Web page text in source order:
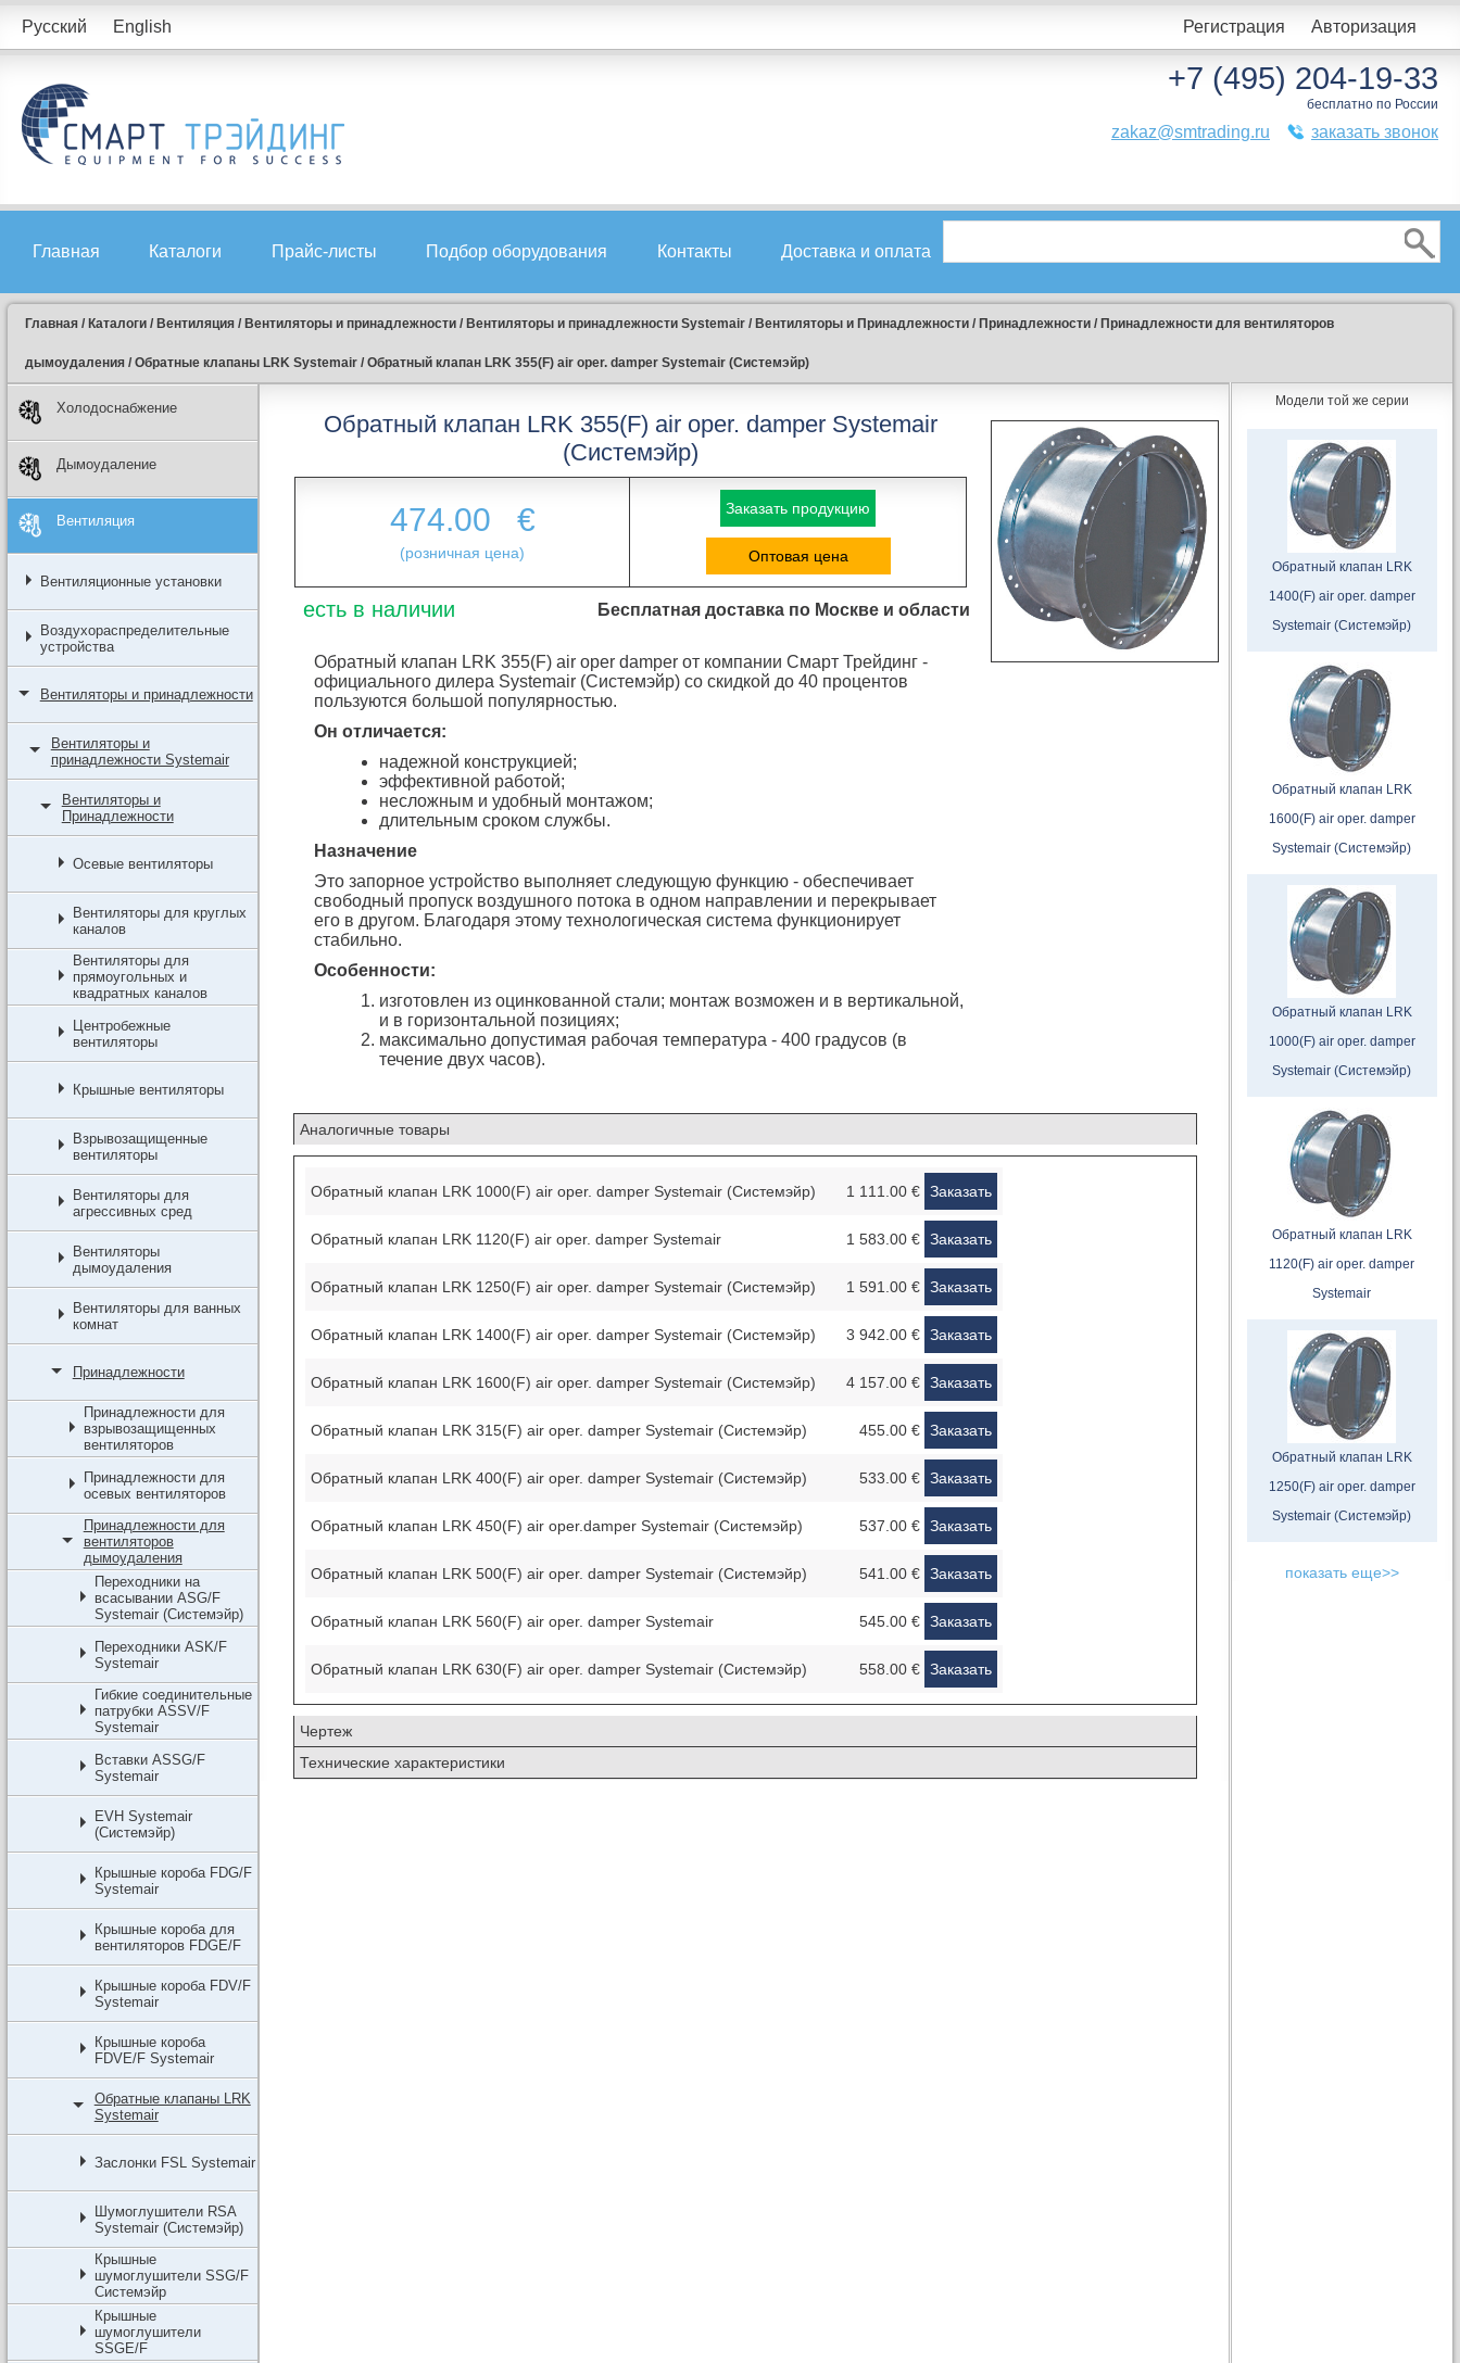
Русский English Регистрация Авторизация
+7 (495) 204-19-33
бесплатно по России
zakaz@smtrading.ru заказать звонок
Главная Каталоги Прайс-листы Подбор оборудования Контакты Доставка и оплата
Главная / Каталоги / Вентиляция / Вентиляторы и принадлежности / Вентиляторы и принадлежности Systemair / Вентиляторы и Принадлежности / Принадлежности / Принадлежности для вентиляторов
дымоудаления / Обратные клапаны LRK Systemair / Обратный клапан LRK 355(F) air oper. damper Systemair (Системэйр)
Холодоснабжение
Дымоудаление
Вентиляция
Вентиляционные установки
Воздухораспределительные
устройства
Вентиляторы и принадлежности
Вентиляторы и
принадлежности Systemair
Вентиляторы и
Принадлежности
Осевые вентиляторы
Вентиляторы для круглых
каналов
Вентиляторы для
прямоугольных и
квадратных каналов
Центробежные
вентиляторы
Крышные вентиляторы
Взрывозащищенные
вентиляторы
Вентиляторы для
агрессивных сред
Вентиляторы
дымоудаления
Вентиляторы для ванных
комнат
Принадлежности
Принадлежности для
взрывозащищенных
вентиляторов
Принадлежности для
осевых вентиляторов
Принадлежности для
вентиляторов
дымоудаления
Переходники на
всасывании ASG/F
Systemair (Системэйр)
Переходники ASK/F
Systemair
Гибкие соединительные
патрубки ASSV/F
Systemair
Вставки ASSG/F
Systemair
EVH Systemair
(Системэйр)
Крышные короба FDG/F
Systemair
Крышные короба для
вентиляторов FDGE/F
Крышные короба FDV/F
Systemair
Крышные короба
FDVE/F Systemair
Обратные клапаны LRK
Systemair
Заслонки FSL Systemair
Шумоглушители RSA
Systemair (Системэйр)
Крышные
шумоглушители SSG/F
Системэйр
Крышные
шумоглушители
SSGE/F
Обратный клапан LRK 355(F) air oper. damper Systemair
(Системэйр)
474.00 €
(розничная цена)
Заказать продукцию
Оптовая цена
есть в наличии Бесплатная доставка по Москве и области
Обратный клапан LRK 355(F) air oper damper от компании Смарт Трейдинг -
официального дилера Systemair (Системэйр) со скидкой до 40 процентов
пользуются большой популярностью.
Он отличается:
надежной конструкцией;
эффективной работой;
несложным и удобный монтажом;
длительным сроком службы.
Назначение
Это запорное устройство выполняет следующую функцию - обеспечивает
свободный пропуск воздушного потока в одном направлении и перекрывает
его в другом. Благодаря этому технологическая система функционирует
стабильно.
Особенности:
изготовлен из оцинкованной стали; монтаж возможен и в вертикальной,
и в горизонтальной позициях;
максимально допустимая рабочая температура - 400 градусов (в
течение двух часов).
Аналогичные товары
Обратный клапан LRK 1000(F) air oper. damper Systemair (Системэйр) 1 111.00 € Заказать
Обратный клапан LRK 1120(F) air oper. damper Systemair 1 583.00 € Заказать
Обратный клапан LRK 1250(F) air oper. damper Systemair (Системэйр) 1 591.00 € Заказать
Обратный клапан LRK 1400(F) air oper. damper Systеmair (Системэйр) 3 942.00 € Заказать
Обратный клапан LRK 1600(F) air oper. damper Systemair (Системэйр) 4 157.00 € Заказать
Обратный клапан LRK 315(F) air oper. damper Systemair (Системэйр) 455.00 € Заказать
Обратный клапан LRK 400(F) air oper. damper Systemair (Системэйр) 533.00 € Заказать
Обратный клапан LRK 450(F) air oper.damper Systemair (Системэйр) 537.00 € Заказать
Обратный клапан LRK 500(F) air oper. damper Systemair (Системэйр) 541.00 € Заказать
Обратный клапан LRK 560(F) air oper. damper Systemair 545.00 € Заказать
Обратный клапан LRK 630(F) air oper. damper Systemair (Системэйр) 558.00 € Заказать
Чертеж
Технические характеристики
Модели той же серии
Обратный клапан LRK
1400(F) air oper. damper
Systеmair (Системэйр)
Обратный клапан LRK
1600(F) air oper. damper
Systemair (Системэйр)
Обратный клапан LRK
1000(F) air oper. damper
Systemair (Системэйр)
Обратный клапан LRK
1120(F) air oper. damper
Systemair
Обратный клапан LRK
1250(F) air oper. damper
Systemair (Системэйр)
показать еще>>